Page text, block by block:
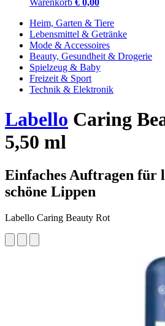
Warenkorb € 0,00
Heim, Garten & Tiere
Lebensmittel & Getränke
Mode & Accessoires
Beauty, Gesundheit & Drogerie
Spielzeug & Baby
Freizeit & Sport
Technik & Elektronik
Labello Caring
5,50 ml
Einfaches Auftragen für
schöne Lippen
Labello Caring Beauty Rot